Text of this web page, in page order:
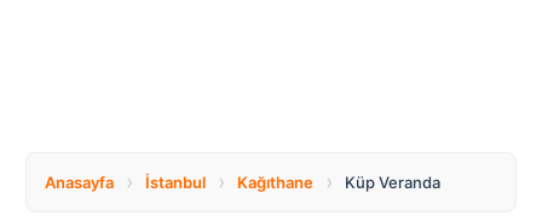
Anasayfa › İstanbul › Kağıthane › Küp Veranda